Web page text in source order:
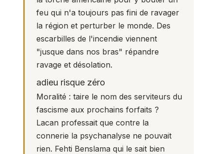
feu qui n'a toujours pas fini de ravager
la région et perturber le monde. Des
escarbilles de l'incendie viennent
"jusque dans nos bras" répandre
ravage et désolation.
adieu risque zéro
Moralité : taire le nom des serviteurs du
fascisme aux prochains forfaits ?
Lacan professait que contre la
connerie la psychanalyse ne pouvait
rien. Fehti Benslama qui le sait bien